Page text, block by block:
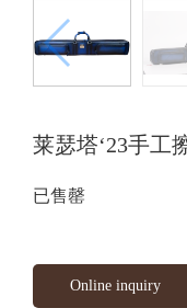
莱瑟塔‘23手工
已售罄
Online inquiry